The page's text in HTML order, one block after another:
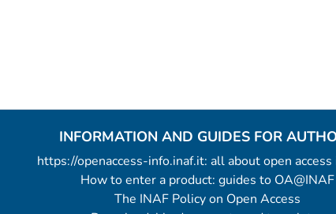
INFORMATION AND GUIDES FOR
https://openaccess-info.inaf.it: all about open access
How to enter a product: guides to OA@INAF
The INAF Policy on Open Access